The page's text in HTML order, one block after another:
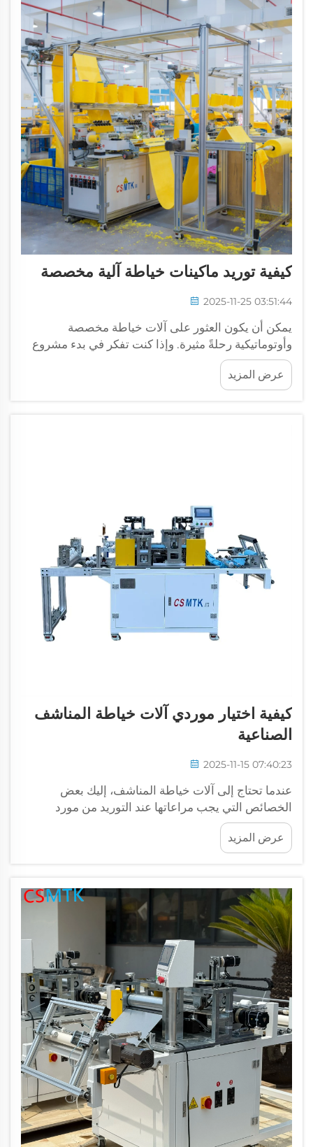
كيفية توريد ماكينات خياطة آلية مخصصة
2025-11-25 03:51:44
يمكن أن يكون العثور على آلات خياطة مخصصة
وأوتوماتيكية رحلةً مثيرة. وإذا كنت تفكر في بدء مشروع
خياطة أو تحسين مشروعك الحالي، فإن هذه الآلات تُعدّ
بالفعل مساعدةً كبيرةً. فهي تجعل عملك أسرعَ وأسهلَ
عرض المزيد
كيفية اختيار موردي آلات خياطة المناشف
الصناعية
2025-11-15 07:40:23
عندما تحتاج إلى آلات خياطة المناشف، إليك بعض
الخصائص التي يجب مراعاتها عند التوريد من مورد
المورد المناسب لعملك يُعد قرارًا مهمًا. دعونا نستعرض
بعض النقاط...
عرض المزيد